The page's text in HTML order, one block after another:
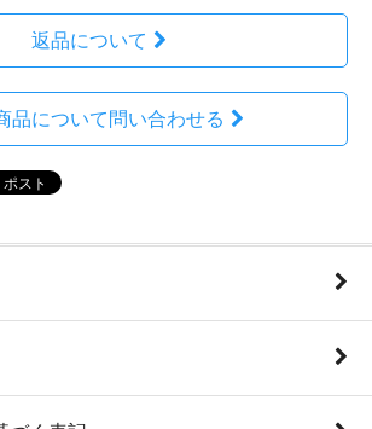
返品について
品について問い合わせる